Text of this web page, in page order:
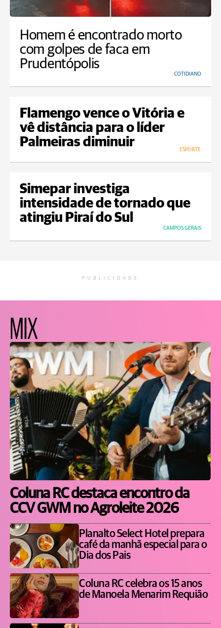
Homem é encontrado morto
com golpes de faca em
Prudentópolis
COTIDIANO
Flamengo vence o Vitória e
vê distância para o líder
Palmeiras diminuir
ESPORTE
Simepar investiga
intensidade de tornado que
atingiu Piraí do Sul
CAMPOS GERAIS
PUBLICIDADE
MIX
Coluna RC destaca encontro da
CCV GWM no Agroleite 2026
Planalto Select Hotel prepara
café da manhã especial para o
Dia dos Pais
Coluna RC celebra os 15 anos
de Manoela Menarim Requião